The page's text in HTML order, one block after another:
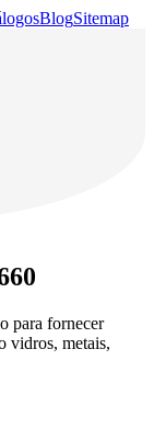
BlogSitemap
para fornecer
vidros, metais,